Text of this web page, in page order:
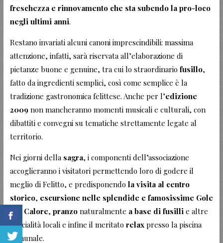
freschezza e rinnovamento che sta subendo la pro-loco
negli ultimi anni.
Restano invariati alcuni canoni imprescindibili: massima
attenzione, infatti, sarà riservata all’elaborazione di
pietanze buone e genuine, tra cui lo straordinario fusillo,
fatto da ingredienti semplici, così come semplice è la
tradizione gastronomica felittese. Anche per l’edizione
2009non mancheranno momenti musicali e culturali, con
dibattiti e convegni su tematiche strettamente legate al
territorio.
Nei giorni della sagra, i componenti dell’associazione
accoglieranno i visitatori permettendo loro di godere il
meglio di Felitto, e predisponendo la visita al centro
storico, escursione nelle splendide e famosissime Gole
del Calore, pranzonaturalmente a base di fusilli e altre
specialità locali e infine il meritato relaxpresso la piscina
comunale.